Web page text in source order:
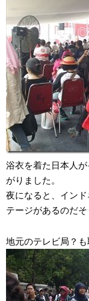
浴衣を着た日本人
がりました。
夜になると、イン
テージがあるのだそ
地元のテレビ局？も